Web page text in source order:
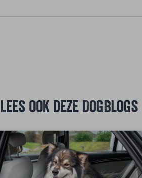
Lees ook deze DogBlogs